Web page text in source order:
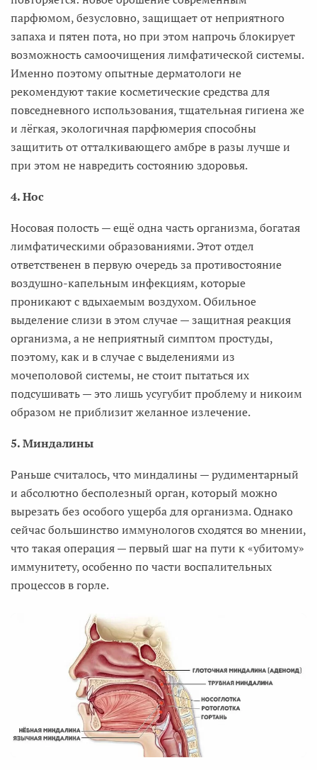
парфюмом, безусловно, защищает от неприятного
запаха и пятен пота, но при этом напрочь блокирует
возможность самоочищения лимфатической системы.
Именно поэтому опытные дерматологи не
рекомендуют такие косметические средства для
повседневного использования, тщательная гигиена же
и лёгкая, экологичная парфюмерия способны
защитить от отталкивающего амбре в разы лучше и
при этом не навредить состоянию здоровья.
4. Нос
Носовая полость — ещё одна часть организма, богатая
лимфатическими образованиями. Этот отдел
ответственен в первую очередь за противостояние
воздушно-капельным инфекциям, которые
проникают с вдыхаемым воздухом. Обильное
выделение слизи в этом случае — защитная реакция
организма, а не неприятный симптом простуды,
поэтому, как и в случае с выделениями из
мочеполовой системы, не стоит пытаться их
подсушивать — это лишь усугубит проблему и никоим
образом не приблизит желанное излечение.
5. Миндалины
Раньше считалось, что миндалины — рудиментарный
и абсолютно бесполезный орган, который можно
вырезать без особого ущерба для организма. Однако
сейчас большинство иммунологов сходятся во мнении,
что такая операция — первый шаг на пути к «убитому»
иммунитету, особенно по части воспалительных
процессов в горле.